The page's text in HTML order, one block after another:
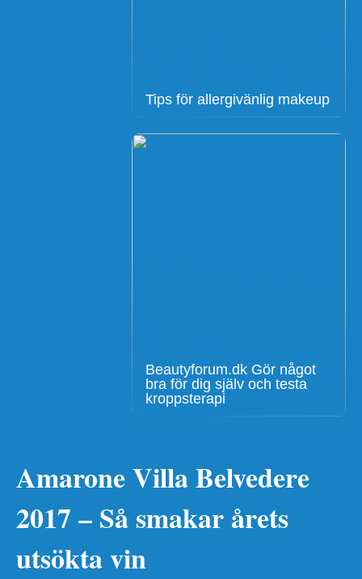
Tips för allergivänlig makeup
Beautyforum.dk Gör något
bra för dig själv och testa
kroppsterapi
Amarone Villa Belvedere
2017 – Så smakar årets
utsökta vin